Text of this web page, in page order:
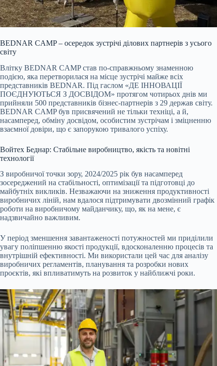
BEDNAR CAMP – осередок зустрічі ділових партнерів з усього
світу
Влітку BEDNAR CAMP став по-справжньому знаменною
подією, яка перетворилася на місце зустрічі майже всіх
представників BEDNAR. Під гаслом «ДЕ ІННОВАЦІЇ
ПОЄДНУЮТЬСЯ З ДОСВІДОМ» протягом чотирьох днів ми
прийняли 500 представників бізнес-партнерів з 29 держав світу.
BEDNAR CAMP був присвячений не тільки техніці, а й,
насамперед, обміну досвідом, особистим зустрічам і зміцненню
взаємної довіри, що є запорукою тривалого успіху.
Войтех Беднар: Стабільне виробництво, якість та новітні
технології
З виробничої точки зору, 2024/2025 рік був насамперед
зосереджений на стабільності, оптимізації та підготовці до
майбутніх викликів. Незважаючи на зниження продуктивності
виробничих ліній, нам вдалося підтримувати двозмінний графік
роботи на виробничому майданчику, що, як на мене, є
надзвичайно важливим.
У період зменшення завантаженості потужностей ми приділили
увагу поліпшенню якості продукції, вдосконаленню процесів та
внутрішній ефективності. Ми використали цей час для аналізу
виробничих регламентів, планування та розробки нових
проєктів, які впливатимуть на розвиток у найближчі роки.